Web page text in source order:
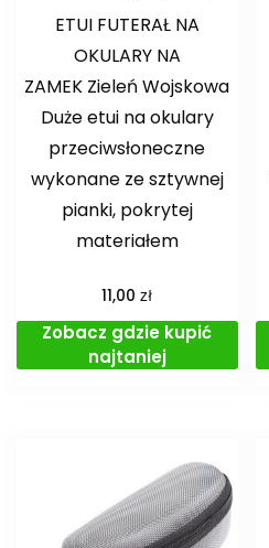
ETUI FUTERAŁ NA
OKULARY NA
ZAMEK Zieleń Wojskowa
Duże etui na okulary
przeciwsłoneczne
wykonane ze sztywnej
pianki, pokrytej
materiałem
11,00zł
Zobacz gdzie kupić
najtaniej